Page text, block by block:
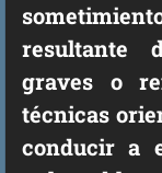
resultante
graves o
técnicas
conducir a